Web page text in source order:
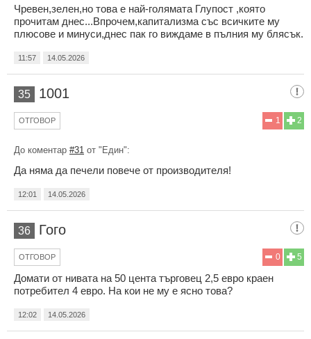
Чревен,зелен,но това е най-голямата Глупост ,която
прочитам днес...Впрочем,капитализма със всичките му
плюсове и минуси,днес пак го виждаме в пълния му блясък.
11:57 14.05.2026
35 1001
2
1
ОТГОВОР
До коментар #31 от "Eдин":
Да няма да печели повече от производителя!
12:01 14.05.2026
36 Гого
5
0
ОТГОВОР
Домати от нивата на 50 цента търговец 2,5 евро краен
потребител 4 евро. На кои не му е ясно това?
12:02 14.05.2026